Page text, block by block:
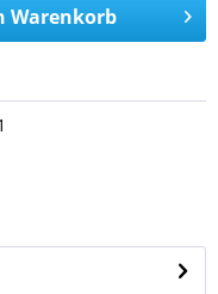
Warenkorb